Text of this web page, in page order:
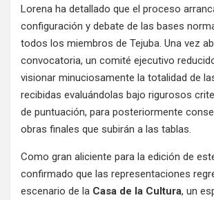
Lorena ha detallado que el proceso
configuración y debate de las bases
todos los miembros de Tejuba. Una vez
convocatoria, un comité ejecutivo
visionar minuciosamente la totalidad de
recibidas evaluándolas bajo rigurosos
de puntuación, para posteriormente
obras finales que subirán a las tablas.
Como gran aliciente para la edición de
confirmado que las representaciones
escenario de la Casa de la Cultura, un